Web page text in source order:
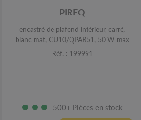
PIREQ
encastré de plafond intérieur, carré,
blanc mat, GU10/QPAR51, 50 W max
Réf. : 199991
500+ Pièces en stock